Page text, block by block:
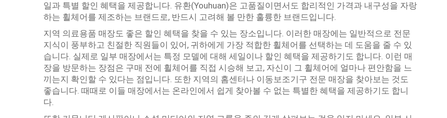
일과 특별 할인 혜택을 제공합니다. 유환(Youhuan)은 고품질이면서도 합리적인 가격과 내구성을 자랑
하는 휠체어를 제조하는 브랜드로, 반드시 고려해 볼 만한 훌륭한 브랜드입니다.
지역 의료용품 매장도 좋은 할인 혜택을 찾을 수 있는 장소입니다. 이러한 매장에는 일반적으로 전문
지식이 풍부하고 친절한 직원들이 있어, 귀하에게 가장 적합한 휠체어를 선택하는 데 도움을 줄 수 있
습니다. 실제로 일부 매장에서는 특정 모델에 대해 세일이나 할인 혜택을 제공하기도 합니다. 이런 매
장을 방문하는 장점은 구매 전에 휠체어를 직접 시승해 보고, 자신이 그 휠체어에 얼마나 편안함을 느
끼는지 확인할 수 있다는 점입니다. 또한 지역의 홈센터나 이동보조기구 전문 매장을 찾아보는 것도
좋습니다. 때때로 이들 매장에서는 온라인에서 쉽게 찾아볼 수 없는 특별한 혜택을 제공하기도 합니
다.